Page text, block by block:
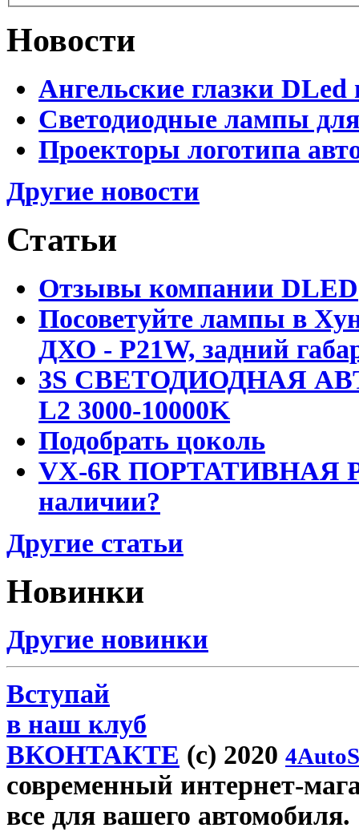
Новости
Ангельские глазки DLed
Светодиодные лампы
Проекторы логотипа
Другие новости
Статьи
Отзывы компании DLED
Посоветуйте лампы в
ДХО - P21W, задний
3S СВЕТОДИОДНАЯ
L2 3000-10000K
Подобрать цоколь
VX-6R ПОРТАТИВНАЯ
наличии?
Другие статьи
Новинки
Другие новинки
Вступай
в наш клуб
ВКОНТАКТЕ (c) 2020
современный интернет-
все для вашего автомобиля.